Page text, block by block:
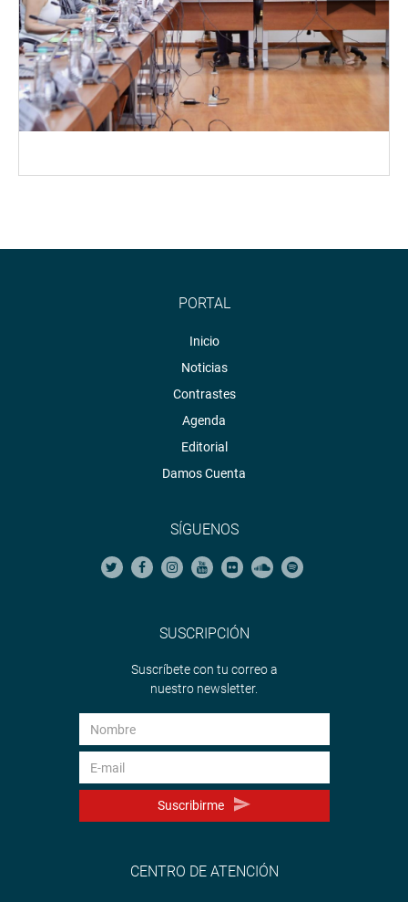
PORTAL
Inicio
Noticias
Contrastes
Agenda
Editorial
Damos Cuenta
SÍGUENOS
SUSCRIPCIÓN
Suscríbete con tu correo a
nuestro newsletter.
Suscribirme
CENTRO DE ATENCIÓN